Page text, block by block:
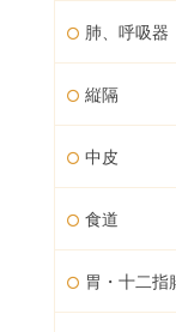
肺、呼吸器
縦隔
中皮
食道
胃・十二指